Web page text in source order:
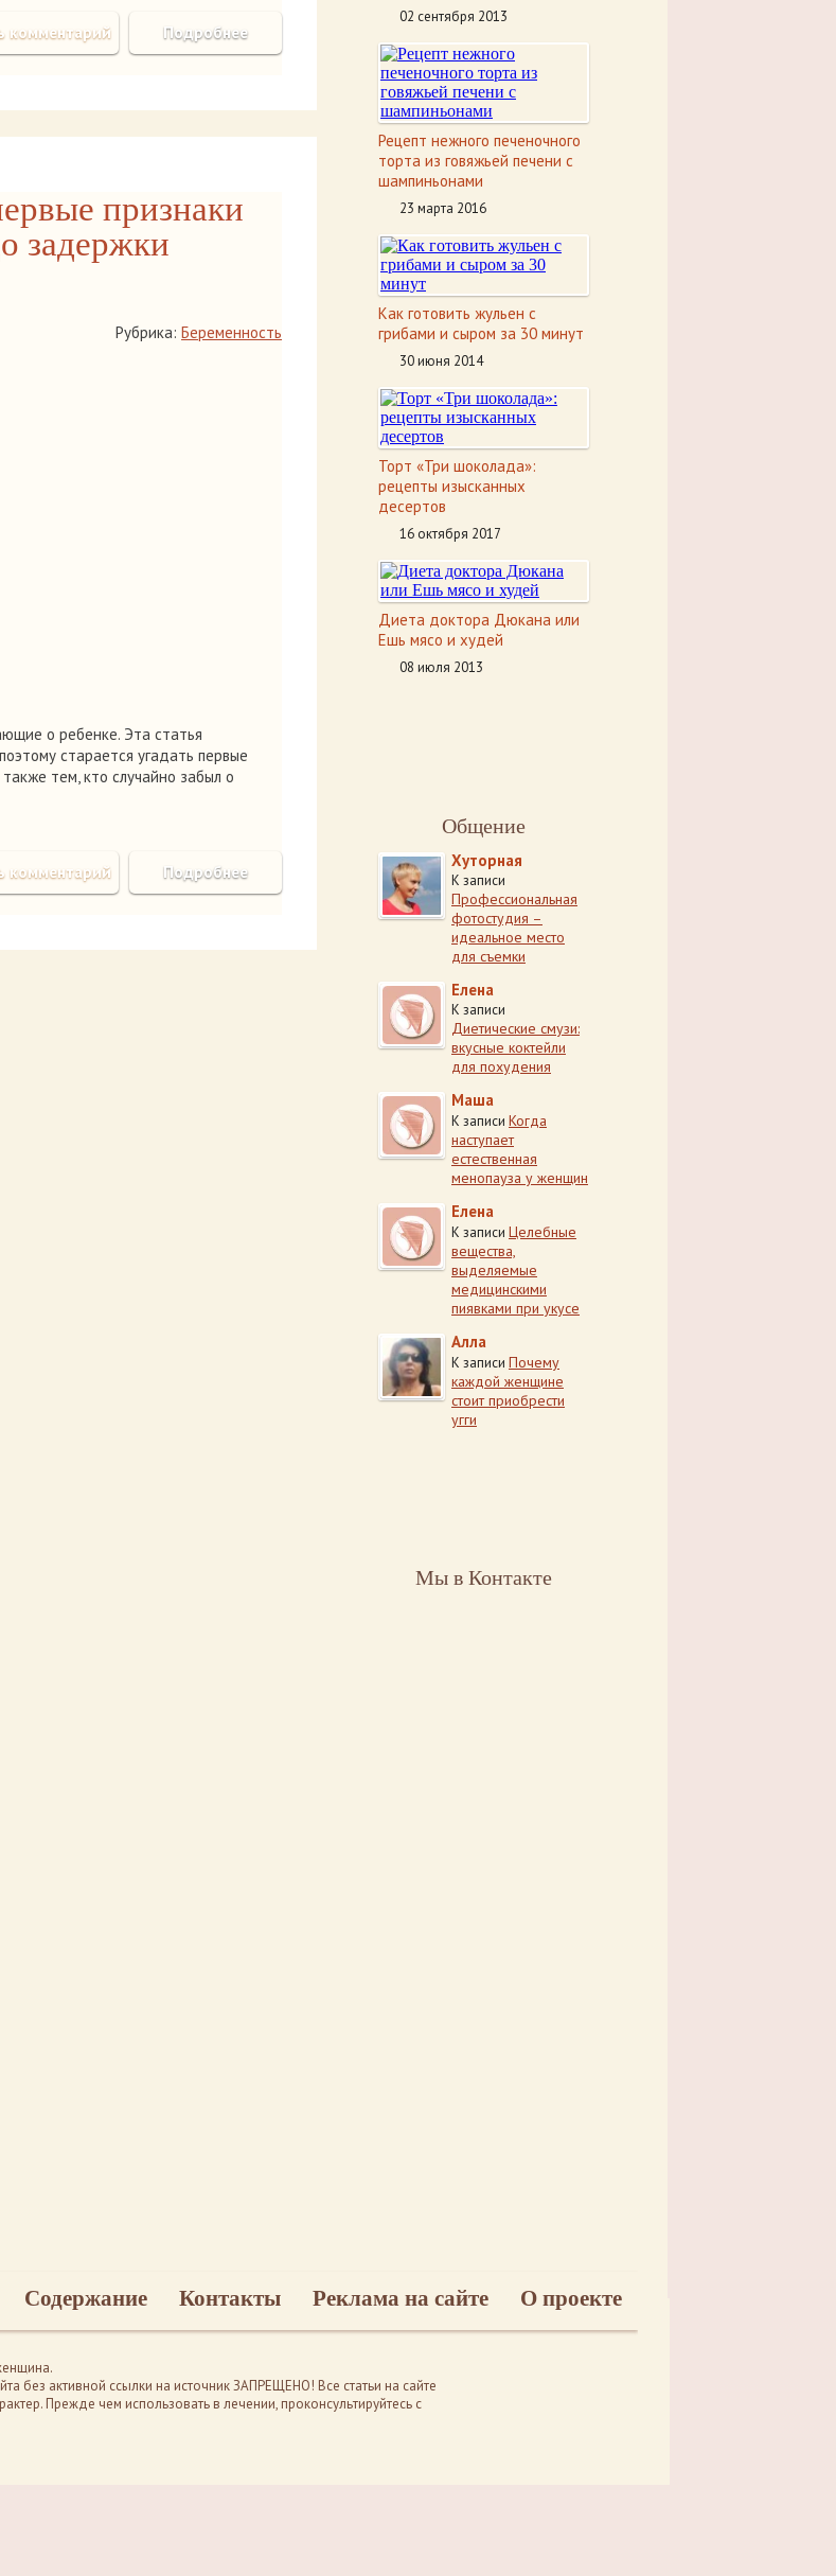
Подробнее
комментарий
признаки
задержки
Рубрика: Беременность
о ребенке. Эта статья
старается угадать первые
тем, кто случайно забыл о
Подробнее
комментарий
02 сентября 2013
Рецепт нежного печеночного
торта из говяжьей печени с
шампиньонами
23 марта 2016
Как готовить жульен с
грибами и сыром за 30 минут
30 июня 2014
Торт «Три шоколада»:
рецепты изысканных
десертов
16 октября 2017
Диета доктора Дюкана или
Ешь мясо и худей
08 июля 2013
Общение
Хуторная
К записи
Профессиональная
фотостудия –
идеальное место
для съемки
Елена
К записи
Диетические смузи:
вкусные коктейли
для похудения
Маша
К записи Когда
наступает
естественная
менопауза у женщин
Елена
К записи Целебные
вещества,
выделяемые
медицинскими
пиявками при укусе
Алла
К записи Почему
каждой женщине
стоит приобрести
угги
Мы в Контакте
Содержание Контакты Реклама на сайте О проекте
без активной ссылки на источник ЗАПРЕЩЕНО! Все статьи на сайте
Прежде чем использовать в лечении, проконсультируйтесь с